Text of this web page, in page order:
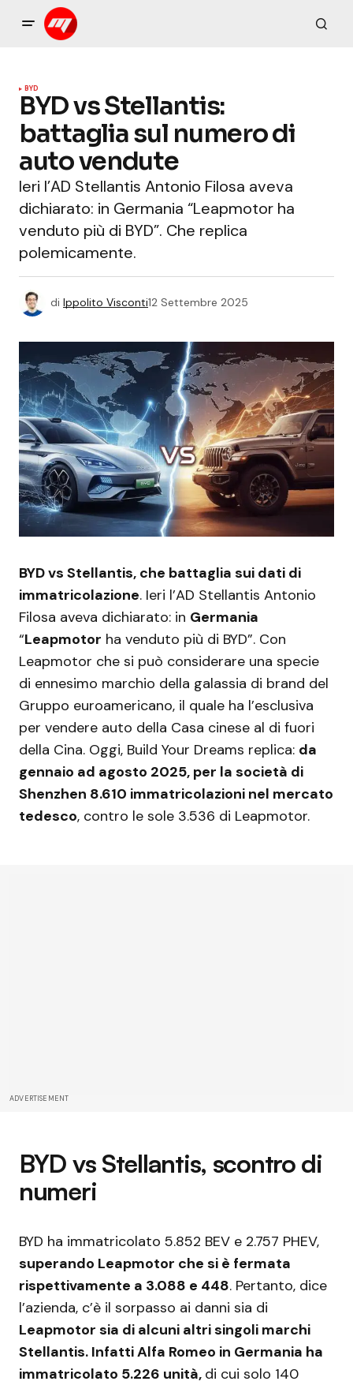
BYD
BYD vs Stellantis:
battaglia sul numero di
auto vendute
Ieri l’AD Stellantis Antonio Filosa aveva
dichiarato: in Germania “Leapmotor ha
venduto più di BYD”. Che replica
polemicamente.
di Ippolito Visconti12 Settembre 2025
BYD vs Stellantis, che battaglia sui dati di
immatricolazione. Ieri l’AD Stellantis Antonio
Filosa aveva dichiarato: in Germania
“Leapmotor ha venduto più di BYD”. Con
Leapmotor che si può considerare una specie
di ennesimo marchio della galassia di brand del
Gruppo euroamericano, il quale ha l’esclusiva
per vendere auto della Casa cinese al di fuori
della Cina. Oggi, Build Your Dreams replica: da
gennaio ad agosto 2025, per la società di
Shenzhen 8.610 immatricolazioni nel mercato
tedesco, contro le sole 3.536 di Leapmotor.
ADVERTISEMENT
BYD vs Stellantis, scontro di
numeri
BYD ha immatricolato 5.852 BEV e 2.757 PHEV,
superando Leapmotor che si è fermata
rispettivamente a 3.088 e 448. Pertanto, dice
l’azienda, c’è il sorpasso ai danni sia di
Leapmotor sia di alcuni altri singoli marchi
Stellantis. Infatti Alfa Romeo in Germania ha
immatricolato 5.226 unità, di cui solo 140